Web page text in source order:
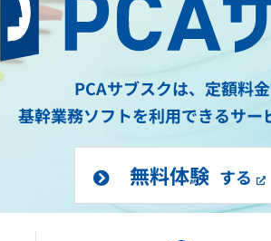
業務ソフトを2ヶ月無料体験から
ます。
人事・給与
人事管理 hyper /
人事管理
税務計算
加サービスです。
証憑電子保管
経費精算電子
人事労務電子
給与明細配
年末調整電
身上申請電
請求書明細
情報を確認
ナー・相談会
PCAサブスクは、定額料
基幹業務ソフトを利用できるサー
無料体験 する